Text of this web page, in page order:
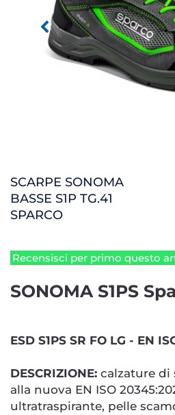
SCARPE SONOMA
BASSE S1P TG.41
SPARCO
Recensisci per primo questo
SONOMA S1PS
ESD S1PS SR FO LG - EN
DESCRIZIONE: calzature di
alla nuova EN ISO
ultratraspirante, pelle